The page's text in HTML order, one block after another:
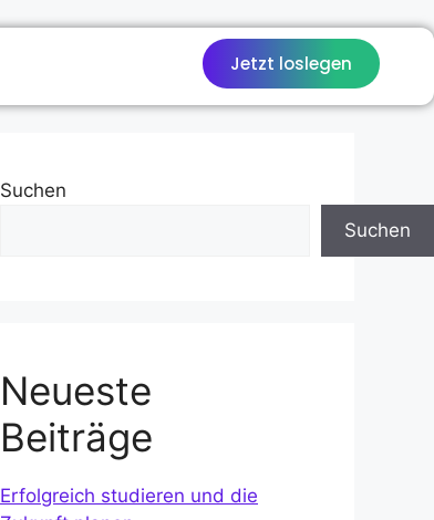
Jetzt loslegen
Suchen
Suchen
Neueste
Beiträge
Erfolgreich studieren und die